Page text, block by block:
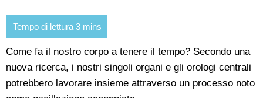
Come fa il nostro corpo a tenere il tempo? Secondo una
nuova ricerca, i nostri singoli organi e gli orologi centrali
potrebbero lavorare insieme attraverso un processo noto